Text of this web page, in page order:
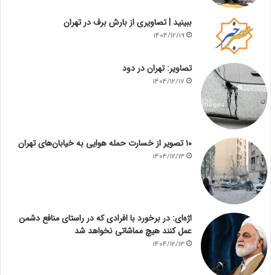
ببینید | تصاویری از بارش برف در تهران
1404/12/19
تصاویر: تهران در دود
1404/12/17
۱۰ تصویر از خسارت حمله هوایی به خیابان‌های تهران
1404/12/13
اژه‌ای: در برخورد با افرادی که در راستای منافع دشمن
عمل کنند هیچ مماشاتی نخواهد شد
1404/12/13